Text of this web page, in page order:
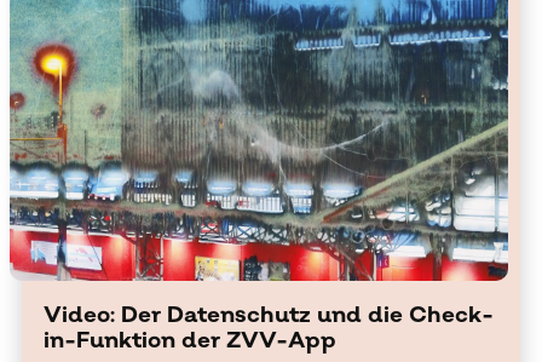
Vi­deo: Der Da­ten­schutz und die Check-
in-Funk­ti­on der ZVV-App